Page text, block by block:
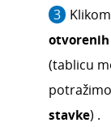
otvorenih
(tablicu
stavke) .